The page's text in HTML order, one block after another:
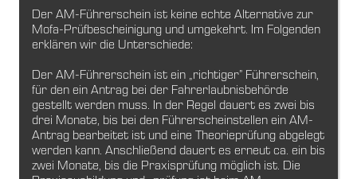
Der AM-Führerschein ist keine echte Alternative zur
Mofa-Prüfbescheinigung und umgekehrt. Im Folgenden
erklären wir die Unterschiede:
Der AM-Führerschein ist ein „richtiger” Führerschein,
für den ein Antrag bei der Fahrerlaubnisbehörde
gestellt werden muss. In der Regel dauert es zwei bis
drei Monate, bis bei den Führerscheinstellen ein AM-
Antrag bearbeitet ist und eine Theorieprüfung abgelegt
werden kann. Anschließend dauert es erneut ca. ein bis
zwei Monate, bis die Praxisprüfung möglich ist. Die